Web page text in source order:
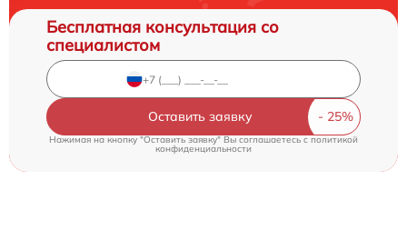
Бесплатная консультация со
специалистом
Оставить заявку
Нажимая на кнопку "Оставить заявку" Вы соглашаетесь c политикой
конфиденциальности